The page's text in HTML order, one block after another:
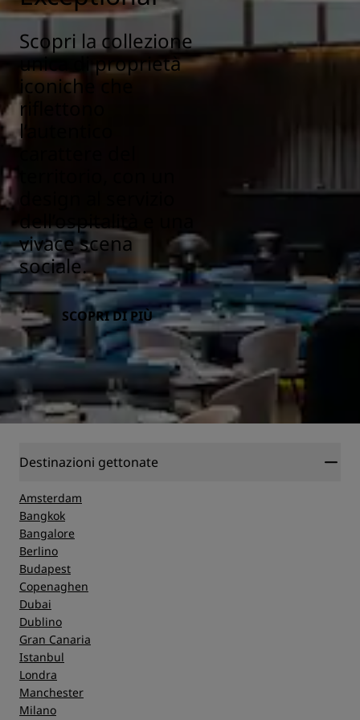
Scopri la collezione
unica di proprietà
iconiche che
riflettono
l’autentico
carattere del
dell’ospitalità e una
vivace scena
sociale.
SCOPRI DI PIÙ
Destinazioni gettonate
Amsterdam
Bangkok
Bangalore
Berlino
Budapest
Copenaghen
Dubai
Dublino
Gran Canaria
Istanbul
Londra
Manchester
Milano